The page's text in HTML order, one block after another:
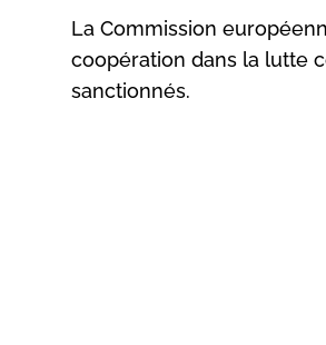
La Commission
coopération dans la lutte
sanctionnés.